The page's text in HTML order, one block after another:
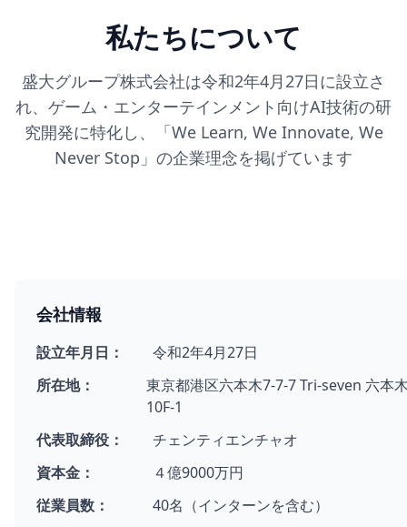
私たちについて
盛大グループ株式会社は令和2年4月27日に設立さ
れ、ゲーム・エンターテインメント向けAI技術の研
究開発に特化し、「We Learn, We Innovate, We
Never Stop」の企業理念を掲げています
会社情報
設立年月日：
令和2年4月27日
所在地：
東京都港区六本木7-7-7 Tri-seven 六本
10F-1
代表取締役：
チェンティエンチャオ
資本金：
４億9000万円
従業員数：
40名（インターンを含む）